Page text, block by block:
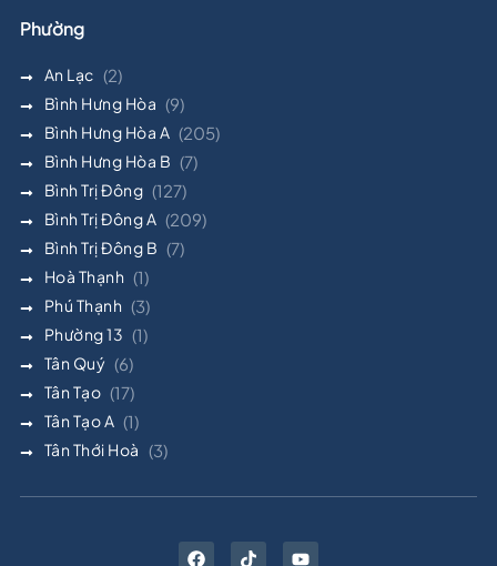
Phường
An Lạc (2)
Bình Hưng Hòa (9)
Bình Hưng Hòa A (205)
Bình Hưng Hòa B (7)
Bình Trị Đông (127)
Bình Trị Đông A (209)
Bình Trị Đông B (7)
Hoà Thạnh (1)
Phú Thạnh (3)
Phường 13 (1)
Tân Quý (6)
Tân Tạo (17)
Tân Tạo A (1)
Tân Thới Hoà (3)